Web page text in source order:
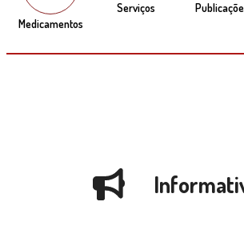
Medicamentos
Serviços